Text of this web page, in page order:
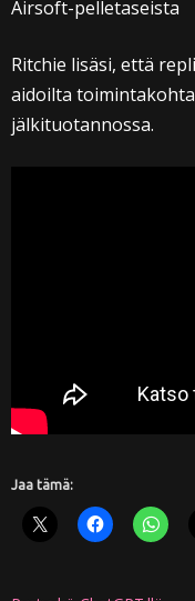
Airsoft-pelletaseista
Ritchie lisäsi, että
aidoilta
jälkituotannossa.
Jaa tämä: